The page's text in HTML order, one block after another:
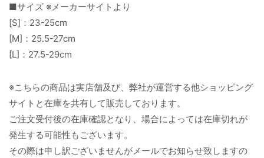
■サイズ ※メーカーサイトより
[S]：23-25cm
[M]：25.5-27cm
[L]：27.5-29cm
※こちらの商品は実店舗及び、弊社が運営する他ショッピング
サイトと在庫を共有して販売しております。
ご注文受付後の在庫確認となり、場合によっては在庫切れが
発生する可能性もございます。
その際は申し訳ございませんがメールでお知らせ致しますの